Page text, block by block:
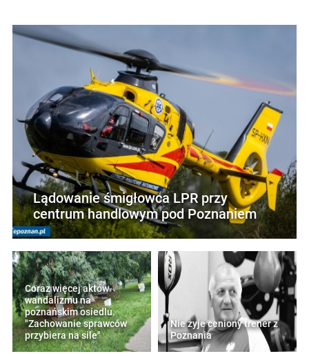
Lądowanie śmigłowca LPR przy
centrum handlowym pod Poznaniem
Coraz więcej aktów
wandalizmu na
poznańskim osiedlu.
"Zachowanie sprawców
przybiera na sile"
Nie żyje ceniony trener z
Poznania